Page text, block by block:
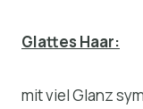
Glattes Haar:
mit viel Glanz